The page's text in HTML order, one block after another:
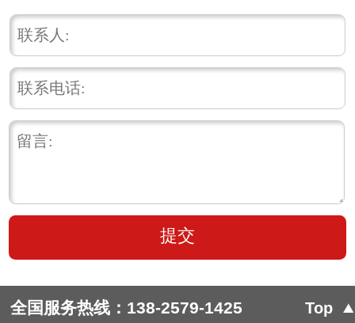
全国服务热线： 138-2579-1425 Top